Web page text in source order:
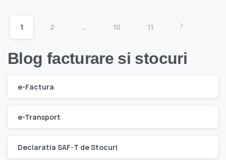
1 2 … 10 11
Blog facturare si stocuri
e-Factura
e-Transport
Declaratia SAF-T de Stocuri